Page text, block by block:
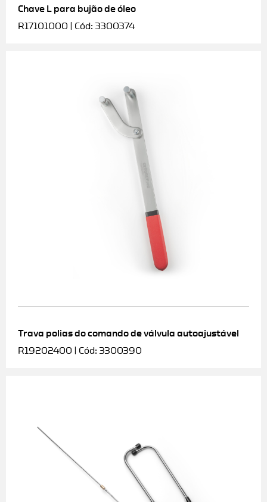
Chave L para bujão de óleo
R17101000 | Cód: 3300374
Trava polias do comando de válvula autoajustável
R19202400 | Cód: 3300390